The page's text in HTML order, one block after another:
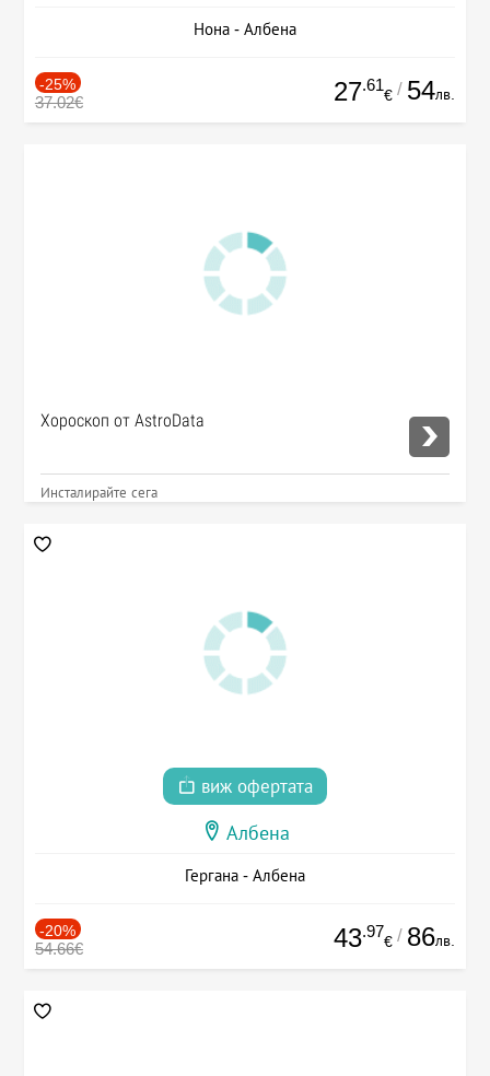
Нона - Албена
-25%
37.02€ 27.61
€ / 54лв.
Хороскоп от AstroData
Инсталирайте сега
виж офертата
Албена
Гергана - Албена
-20%
54.66€ 43.97
€ / 86лв.